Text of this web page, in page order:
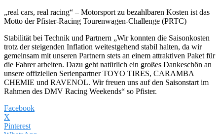
„real cars, real racing“ – Motorsport zu bezahlbaren Kosten ist das
Motto der Pfister-Racing Tourenwagen-Challenge (PRTC)
Stabilität bei Technik und Partnern „Wir konnten die Saisonkosten
trotz der steigenden Inflation weitestgehend stabil halten, da wir
gemeinsam mit unseren Partnern stets an einem attraktiven Paket für
die Fahrer arbeiten. Dazu geht natürlich ein großes Dankeschön an
unsere offiziellen Serienpartner TOYO TIRES, CARAMBA
CHEMIE und RAVENOL. Wir freuen uns auf den Saisonstart im
Rahmen des DMV Racing Weekends“ so Pfister.
Facebook
X
Pinterest